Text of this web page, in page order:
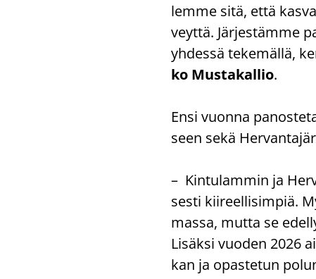
lem­me sitä, että
veyt­tä. Jär­jes­täm­me
yh­des­sä te­ke­mäl­lä,
ko Mus­ta­kal­lio.
Ensi vuon­na
seen sekä
– Kin­tu­lam­min ja
ses­ti kii­reel­li­sim­piä.
mas­sa, mutta se
Li­säk­si vuo­den 2026
kan ja opas­te­tun